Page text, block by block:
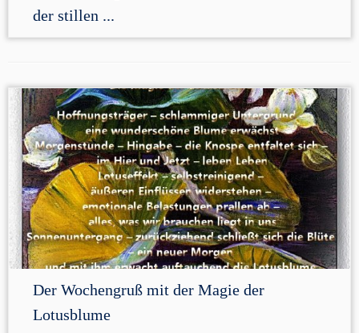
der stillen ...
Der Wochengruß mit der Magie der
Lotusblume